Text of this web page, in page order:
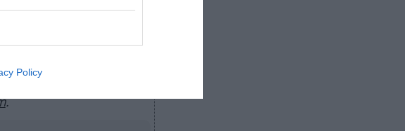
Policy
como más de 25.000
contratos de las
producto y valor
.